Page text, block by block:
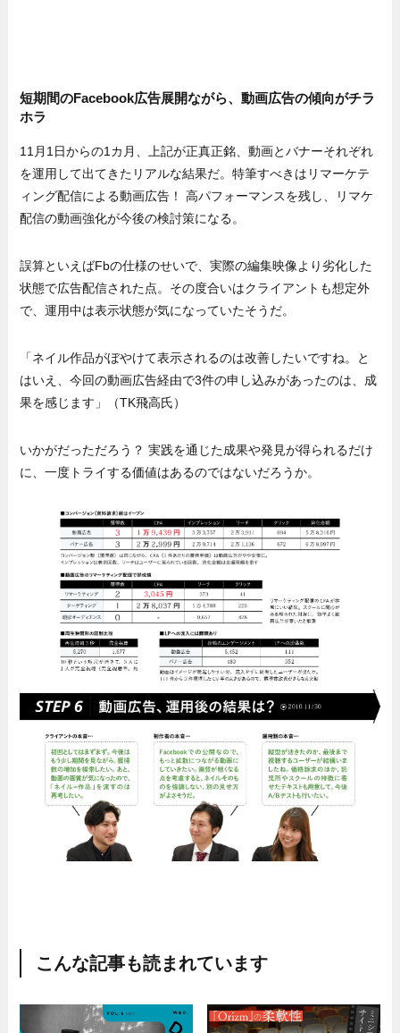
短期間のFacebook広告展開ながら、動画広告の傾向がチラ
ホラ
11月1日からの1カ月、上記が正真正銘、動画とバナーそれぞれ
を運用して出てきたリアルな結果だ。特筆すべきはリマーケテ
ィング配信による動画広告！ 高パフォーマンスを残し、リマケ
配信の動画強化が今後の検討策になる。
誤算といえばFbの仕様のせいで、実際の編集映像より劣化した
状態で広告配信された点。その度合いはクライアントも想定外
で、運用中は表示状態が気になっていたそうだ。
「ネイル作品がぼやけて表示されるのは改善したいですね。と
はいえ、今回の動画広告経由で3件の申し込みがあったのは、成
果を感じます」（TK飛高氏）
いかがだっただろう？ 実践を通じた成果や発見が得られるだけ
に、一度トライする価値はあるのではないだろうか。
こんな記事も読まれています